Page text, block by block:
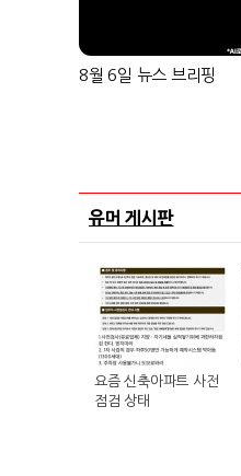
8월 6일 뉴스 브리핑
유머 게시판
요즘 신축아파트 사전
점검 상태